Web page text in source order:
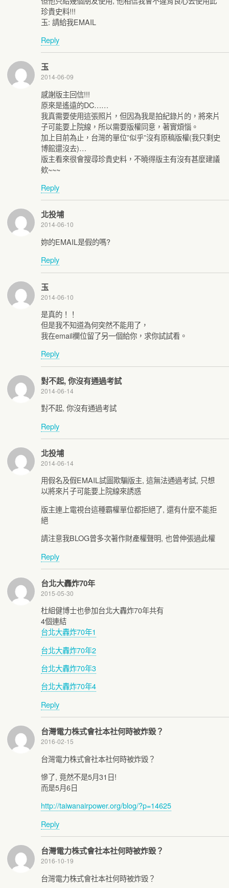
珍貴史料!!!
玉: 請給我EMAIL
Reply
玉
2014-06-09
感謝版主回信!!!
原來是遙遠的DC……
我真需要使用這張照片，但因為我是拍紀錄片的，將來片
子可能要上院線，所以需要版權同意，著實煩惱。
加上目前為止，台灣的單位”似乎”沒有原稿版權(我只剩史
博館還沒去)…
版主看來很會搜尋珍貴史料，不曉得版主有沒有甚麼建議
欸~~~
Reply
北投埔
2014-06-10
妳的EMAIL是假的嗎?
Reply
玉
2014-06-10
是真的！！
但是我不知道為何突然不能用了，
我在email欄位留了另一個給你，求你試試看。
Reply
對不起, 你沒有通過考試
2014-06-14
對不起, 你沒有通過考試
Reply
北投埔
2014-06-14
用假名及假EMAIL試圖欺騙版主, 這無法通過考試, 只想
以將來片子可能要上院線來誘惑
版主連上電視台這種霸權單位都拒絕了, 還有什麼不能拒
絕
請注意我BLOG曾多次著作財產權聲明, 也曾伸張過此權
Reply
台北大轟炸70年
2015-05-30
杜組健博士也參加台北大轟炸70年共有
4個連結
台北大轟炸70年1
台北大轟炸70年2
台北大轟炸70年3
台北大轟炸70年4
Reply
台灣電力株式會社本社何時被炸毀？
2016-02-15
台灣電力株式會社本社何時被炸毀？
慘了, 竟然不是5月31日!
而是5月6日
http://taiwanairpower.org/blog/?p=14625
Reply
台灣電力株式會社本社何時被炸毀？
2016-10-19
台灣電力株式會社本社何時被炸毀？